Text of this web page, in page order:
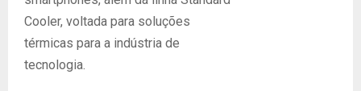
Cooler, voltada para soluções
térmicas para a indústria de
tecnologia.